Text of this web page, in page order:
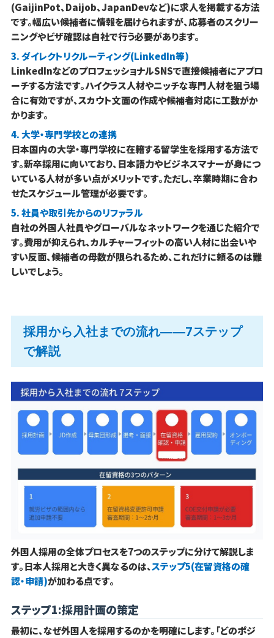
(GaijinPot、Daijob、JapanDevなど)に求人を掲載する方法
です。幅広い候補者に情報を届けられますが、応募者のスクリー
ニングやビザ確認は自社で行う必要があります。
3. ダイレクトリクルーティング(LinkedIn等)
LinkedInなどのプロフェッショナルSNSで直接候補者にアプロ
ーチする方法です。ハイクラス人材やニッチな専門人材を狙う場
合に有効ですが、スカウト文面の作成や候補者対応に工数がか
かります。
4. 大学・専門学校との連携
日本国内の大学・専門学校に在籍する留学生を採用する方法で
す。新卒採用に向いており、日本語力やビジネスマナーが身につ
いている人材が多い点がメリットです。ただし、卒業時期に合わ
せたスケジュール管理が必要です。
5. 社員や取引先からのリファラル
自社の外国人社員やグローバルなネットワークを通じた紹介で
す。費用が抑えられ、カルチャーフィットの高い人材に出会いや
すい反面、候補者の母数が限られるため、これだけに頼るのは難
しいでしょう。
採用から入社までの流れ――7ステップ
で解説
外国人採用の全体プロセスを7つのステップに分けて解説しま
す。日本人採用と大きく異なるのは、ステップ5(在留資格の確
認・申請)が加わる点です。
ステップ1:採用計画の策定
最初に、なぜ外国人を採用するのかを明確にします。「どのポジ